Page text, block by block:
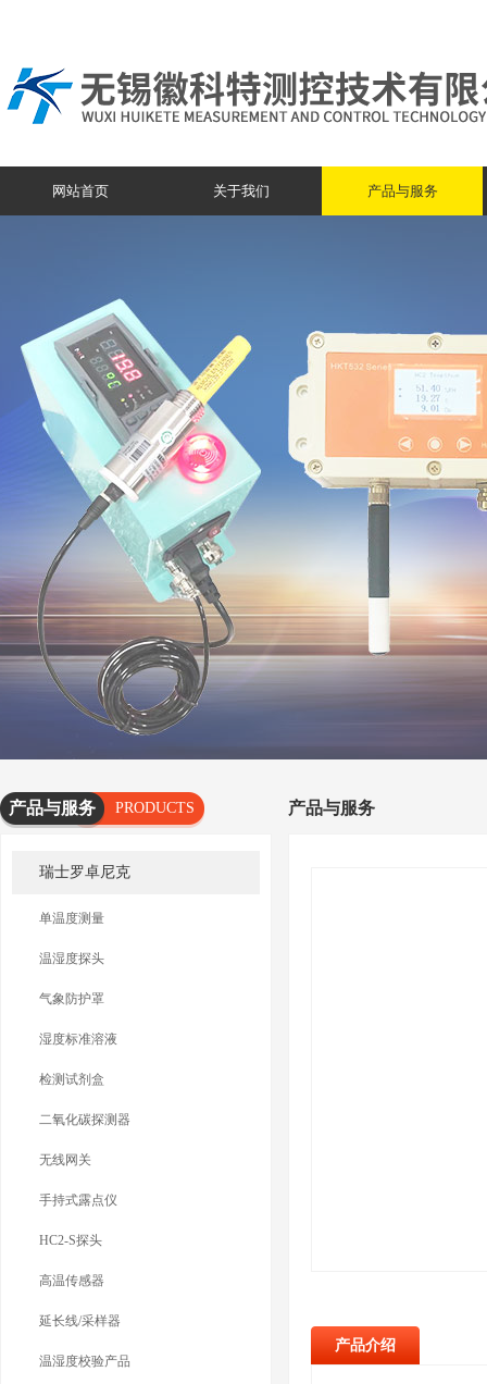
网站首页 关于我们 产品与服务
产品与服务
PRODUCTS
SERVICES
瑞士罗卓尼克
单温度测量
温湿度探头
气象防护罩
湿度标准溶液
检测试剂盒
二氧化碳探测器
无线网关
手持式露点仪
HC2-S探头
高温传感器
延长线/采样器
温湿度校验产品
产品与服务
产品介绍